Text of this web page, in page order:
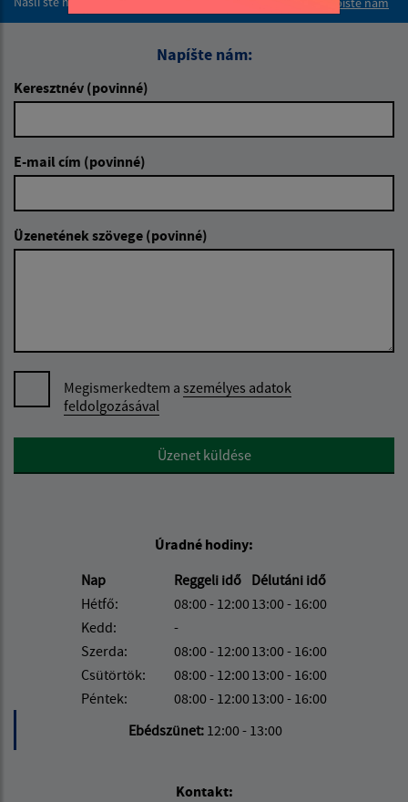
Napíšte nám:
Keresztnév (povinné)
E-mail cím (povinné)
Üzenetének szövege (povinné)
Megismerkedtem a személyes adatok
feldolgozásával
Google reCaptcha ResponseÜzenet küldése
Úradné hodiny:
Nap
Reggeli idő Délutáni idő
Hétfő:
08:00 - 12:0013:00 - 16:00
Kedd:
-
Szerda:
08:00 - 12:0013:00 - 16:00
Csütörtök:
08:00 - 12:0013:00 - 16:00
Péntek:
08:00 - 12:0013:00 - 16:00
Ebédszünet: 12:00 - 13:00
Kontakt: